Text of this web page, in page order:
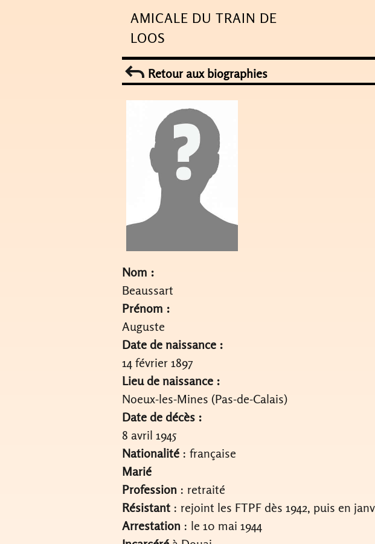
to
content
AMICALE DU TRAIN DE
LOOS
Retour aux biographies
Nom :
Beaussart
Prénom :
Auguste
Date de naissance :
14 février 1897
Lieu de naissance :
Noeux-les-Mines (Pas-de-Calais)
Date de décès :
8 avril 1945
Nationalité : française
Marié
Profession : retraité
Résistant: rejoint les FTPF dès 1942, puis en
Arrestation : le 10 mai 1944